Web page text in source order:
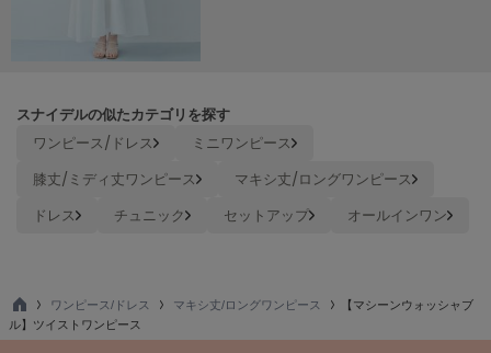
SNIDEL HOME
スナイデル ホーム
SOFER
ソフェル
SOMEWHERE BUTTER.
サムウェアバター
スタイルヴォイスフォー
スナイデルの似たカテゴリを探す
ワンピース/ドレス
ミニワンピース
膝丈/ミディ丈ワンピース
マキシ丈/ロングワンピース
ドレス
チュニック セットアップ オールインワン
TO
P
ワンピース/ドレス マキシ丈/ロングワンピース
【マシーンウォッシャブ
ル】ツイストワンピース